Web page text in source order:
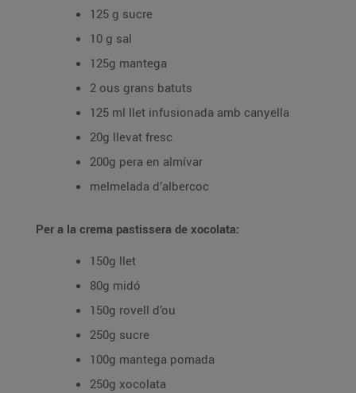
125 g sucre
10 g sal
125g mantega
2 ous grans batuts
125 ml llet infusionada amb canyella
20g llevat fresc
200g pera en almívar
melmelada d’albercoc
Per a la crema pastissera de xocolata:
150g llet
80g midó
150g rovell d’ou
250g sucre
100g mantega pomada
250g xocolata